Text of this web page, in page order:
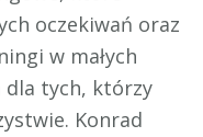
oczekiwań oraz
w małych
tych, którzy
Konrad